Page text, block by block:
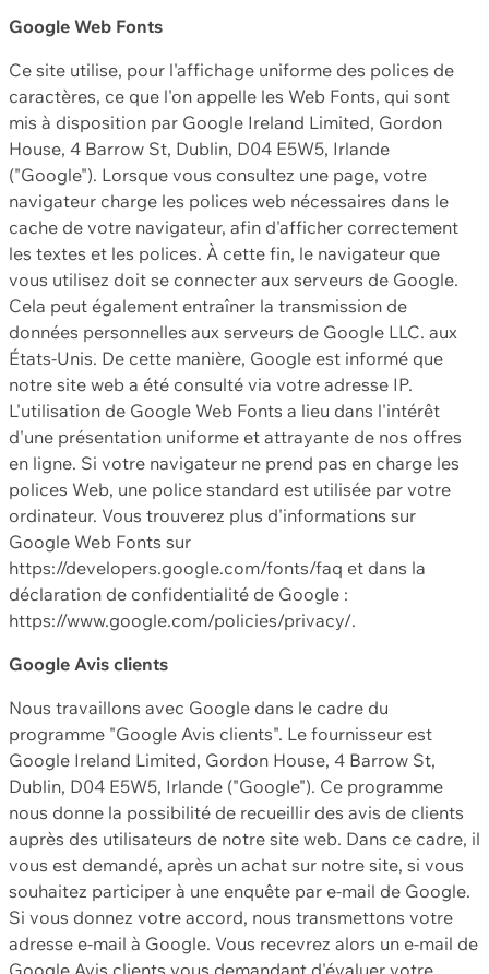
Google Web Fonts
Ce site utilise, pour l'affichage uniforme des polices de
caractères, ce que l'on appelle les Web Fonts, qui sont
mis à disposition par Google Ireland Limited, Gordon
House, 4 Barrow St, Dublin, D04 E5W5, Irlande
("Google"). Lorsque vous consultez une page, votre
navigateur charge les polices web nécessaires dans le
cache de votre navigateur, afin d'afficher correctement
les textes et les polices. À cette fin, le navigateur que
vous utilisez doit se connecter aux serveurs de Google.
Cela peut également entraîner la transmission de
données personnelles aux serveurs de Google LLC. aux
États-Unis. De cette manière, Google est informé que
notre site web a été consulté via votre adresse IP.
L'utilisation de Google Web Fonts a lieu dans l'intérêt
d'une présentation uniforme et attrayante de nos offres
en ligne. Si votre navigateur ne prend pas en charge les
polices Web, une police standard est utilisée par votre
ordinateur. Vous trouverez plus d'informations sur
Google Web Fonts sur
https://developers.google.com/fonts/faq et dans la
déclaration de confidentialité de Google :
https://www.google.com/policies/privacy/.
Google Avis clients
Nous travaillons avec Google dans le cadre du
programme "Google Avis clients". Le fournisseur est
Google Ireland Limited, Gordon House, 4 Barrow St,
Dublin, D04 E5W5, Irlande ("Google"). Ce programme
nous donne la possibilité de recueillir des avis de clients
auprès des utilisateurs de notre site web. Dans ce cadre, il
vous est demandé, après un achat sur notre site, si vous
souhaitez participer à une enquête par e-mail de Google.
Si vous donnez votre accord, nous transmettons votre
adresse e-mail à Google. Vous recevrez alors un e-mail de